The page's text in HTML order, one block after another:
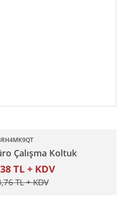
Çalışma Koltuk
TL + KDV
TL + KDV